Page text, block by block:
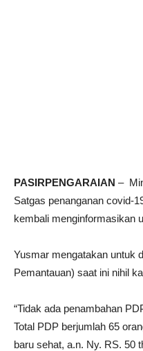
PASIRPENGARAIAN –
Satgas penanganan covid-
kembali menginformasikan
Yusmar mengatakan untuk
Pemantauan) saat ini nihil
“Tidak ada penambahan
Total PDP berjumlah 65
baru sehat, a.n. Ny. RS. 50